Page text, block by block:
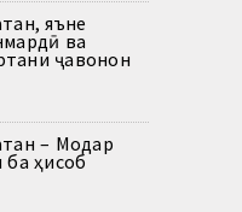
яъне
ва
ҷавонон
– Модар
ба ҳисоб